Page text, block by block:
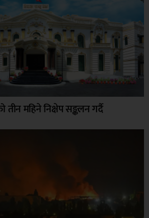
तीन महिने निक्षेप सङ्कलन गर्दै